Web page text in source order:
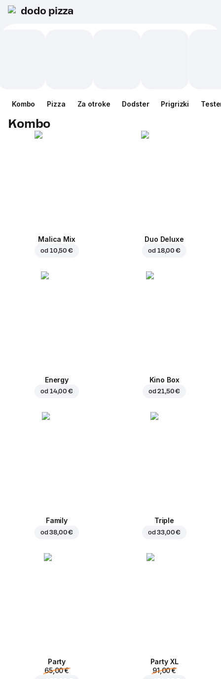
dodo pizza
Kombo Pizza Za otroke Dodster Prigrizki
Kombo
Malica Mix
od 10,50 €
Duo Deluxe
od 18,00 €
Energy
od 14,00 €
Kino Box
od21,50 €
Family
od38,00 €
Triple
od33,00 €
Party
65,00 €
Party XL
91,00 €